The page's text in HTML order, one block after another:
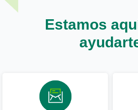
Estamos